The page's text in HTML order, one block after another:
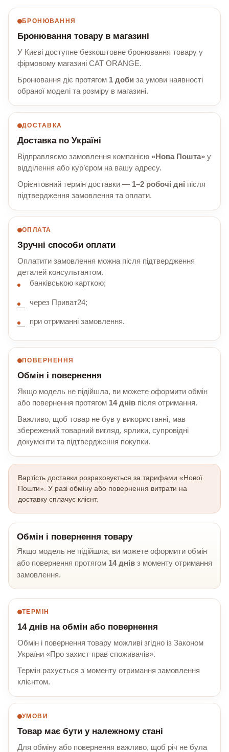
БРОНЮВАННЯ
Бронювання товару в магазині
У Києві доступне безкоштовне бронювання товару у
фірмовому магазині CAT ORANGE.
Бронювання діє протягом 1 доби за умови наявності
обраної моделі та розміру в магазині.
ДОСТАВКА
Доставка по Україні
Відправляємо замовлення компанією «Нова Пошта» у
відділення або кур’єром на вашу адресу.
Орієнтовний термін доставки — 1–2 робочі дні після
підтвердження замовлення та оплати.
ОПЛАТА
Зручні способи оплати
Оплатити замовлення можна після підтвердження
деталей консультантом.
банківською карткою;
через Приват24;
при отриманні замовлення.
ПОВЕРНЕННЯ
Обмін і повернення
Якщо модель не підійшла, ви можете оформити обмін
або повернення протягом 14 днів після отримання.
Важливо, щоб товар не був у використанні, мав
збережений товарний вигляд, ярлики, супровідні
документи та підтвердження покупки.
Вартість доставки розраховується за тарифами «Нової
Пошти». У разі обміну або повернення витрати на
доставку сплачує клієнт.
Обмін і повернення товару
Якщо модель не підійшла, ви можете оформити обмін
або повернення протягом 14 днів з моменту отримання
замовлення.
ТЕРМІН
14 днів на обмін або повернення
Обмін і повернення товару можливі згідно із Законом
України «Про захист прав споживачів».
Термін рахується з моменту отримання замовлення
клієнтом.
УМОВИ
Товар має бути у належному стані
Для обміну або повернення важливо, щоб річ не була